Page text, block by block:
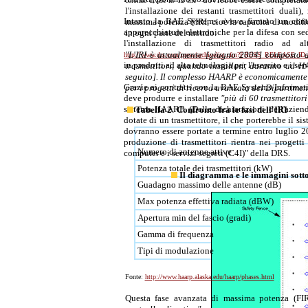
Intanto la BAE Systems aveva firmato un
apparecchiature elettroniche per la difesa con
l'installazione di trasmettitori radio ad
http://www.drs.com/press/
in prodotti ad alta tecnologia per l'esercito e i
Grazie ai contratti con la BAE Systems
deve produrre e installare "più di 60
sistema HAARP. (Dalle dichiarazioni
dotate di un trasmettitore, il che porterebbe il
dovranno essere portate a termine entro luglio
produzione di trasmettitori rientra nei
computer e i servizi segreti (C4I)" della DRS.
Il diagramma e le immagini
l'installazione dei restanti trasmettitori
massima potenza FIRI, cioè la capacità di
in ogni parte del mondo.
"L'IRI è attualmente [giugno 2004]
trasmettitori, quando installati, daranno ad
seguito]. Il complesso HAARP è
per i progetti di ricerca avanzata del
Tabella 2:Confronto fra le fasi dell'IRI
Numero di antenne attive
Potenza totale dei trasmettitori (kW)
Guadagno massimo delle antenne (dB)
Max potenza effettiva radiata (dBW)
Apertura min del fascio (gradi)
Gamma di frequenza
Tipi di modulazione
Fonte: http://www.haarp.alaska.edu/haarp/phases.html
Questa fase avanzata di massima potenza